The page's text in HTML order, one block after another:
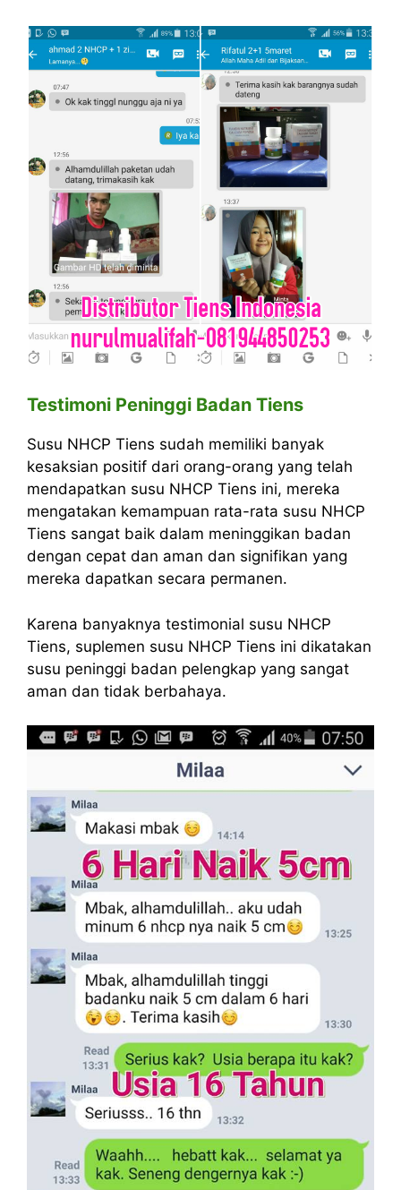
Testimoni Peninggi Badan Tiens
Susu NHCP Tiens sudah memiliki banyak
kesaksian positif dari orang-orang yang telah
mendapatkan susu NHCP Tiens ini, mereka
mengatakan kemampuan rata-rata susu NHCP
Tiens sangat baik dalam meninggikan badan
dengan cepat dan aman dan signifikan yang
mereka dapatkan secara permanen.
Karena banyaknya testimonial susu NHCP
Tiens, suplemen susu NHCP Tiens ini dikatakan
susu peninggi badan pelengkap yang sangat
aman dan tidak berbahaya.